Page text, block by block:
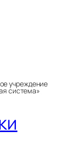
учреждение
система»